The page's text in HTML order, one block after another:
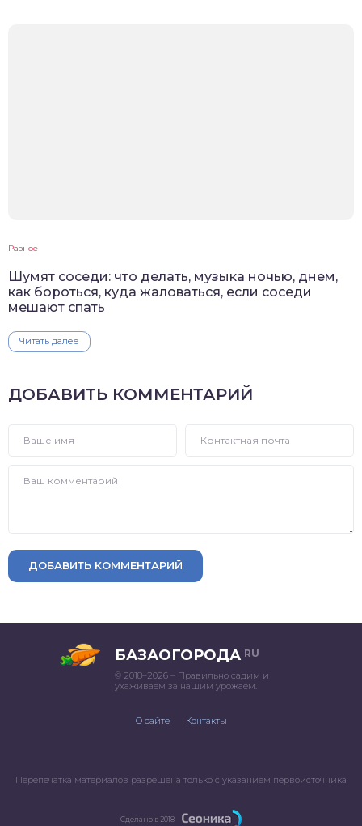
Разное
Шумят соседи: что делать, музыка ночью, днем,
как бороться, куда жаловаться, если соседи
мешают спать
Читать далее
ДОБАВИТЬ КОММЕНТАРИЙ
ДОБАВИТЬ КОММЕНТАРИЙ
БАЗАОГОРОДА RU
© 2018–2026 – Правильно садим и
ухаживаем за нашим урожаем.
О сайте Контакты
Перепечатка материалов разрешена только с указанием первоисточника
Сделано в 2018